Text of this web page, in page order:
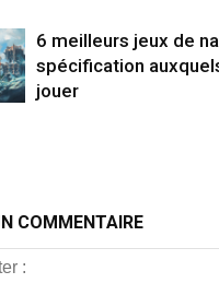
6 meilleurs jeux de
spécification
jouer
COMMENTAIRE